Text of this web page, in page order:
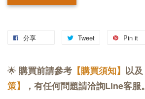
分享 Tweet Pin it
🌟 購買前請參考 【購買須知】 以及
策】
，有任何問題請洽詢Line客服。